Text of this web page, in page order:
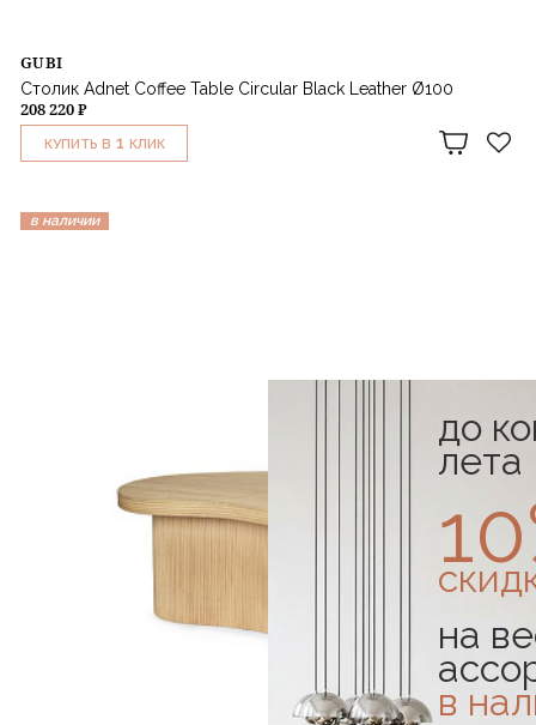
GUBI
Столик Adnet Coffee Table Circular Black Leather Ø100
208 220 ₽
КУПИТЬ В 1 КЛИК
в наличии
до
лета
на
в